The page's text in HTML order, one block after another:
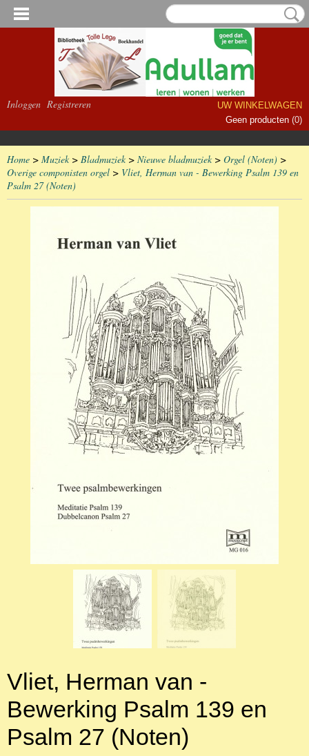
Inloggen Registreren
UW WINKELWAGEN
Geen producten (0)
Home > Muziek> Bladmuziek> Nieuwe bladmuziek> Orgel (Noten) >
Overige componisten orgel > Vliet, Herman van - Bewerking Psalm 139 en
Psalm 27 (Noten)
Vliet, Herman van -
Bewerking Psalm 139 en
Psalm 27 (Noten)